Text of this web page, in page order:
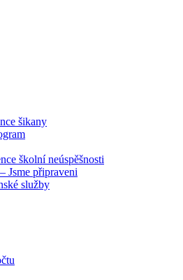
šikany
školní neúspěšnosti
Jsme připraveni
služby